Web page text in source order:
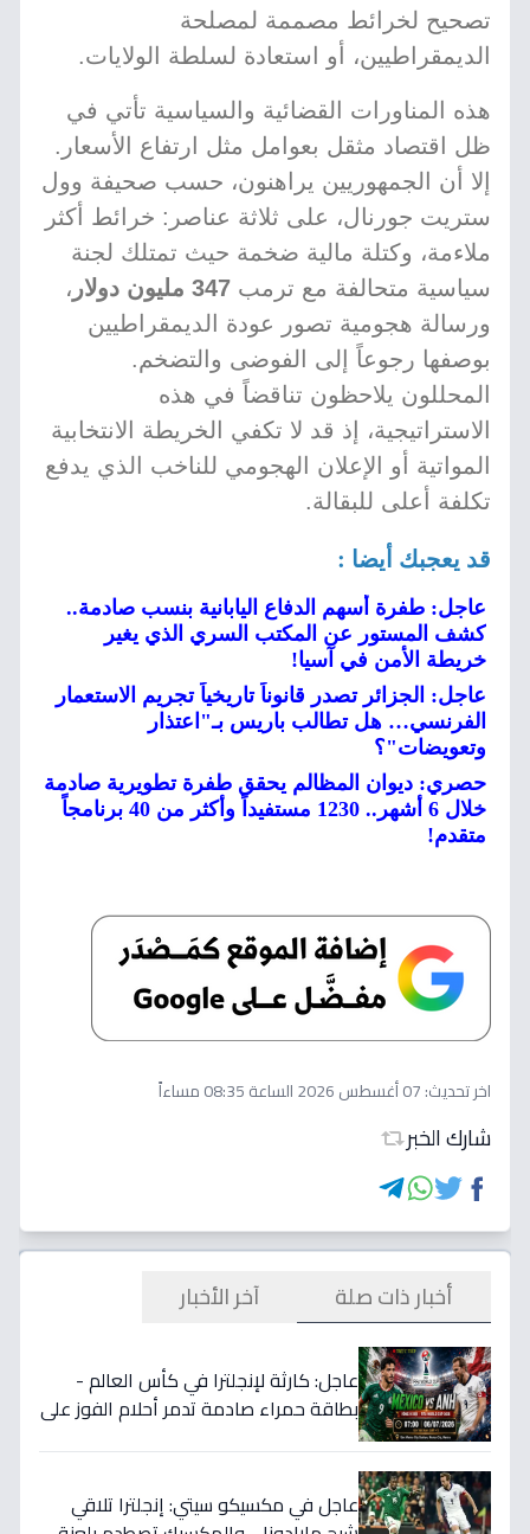
تصحيح لخرائط مصممة لمصلحة
الديمقراطيين، أو استعادة لسلطة الولايات.
هذه المناورات القضائية والسياسية تأتي في
ظل اقتصاد مثقل بعوامل مثل ارتفاع الأسعار.
إلا أن الجمهوريين يراهنون، حسب صحيفة وول
ستريت جورنال، على ثلاثة عناصر: خرائط أكثر
ملاءمة، وكتلة مالية ضخمة حيث تمتلك لجنة
سياسية متحالفة مع ترمب 347 مليون دولار
،
ورسالة هجومية تصور عودة الديمقراطيين
بوصفها رجوعاً إلى الفوضى والتضخم.
المحللون يلاحظون تناقضاً في هذه
الاستراتيجية، إذ قد لا تكفي الخريطة الانتخابية
المواتية أو الإعلان الهجومي للناخب الذي يدفع
تكلفة أعلى للبقالة.
قد يعجبك أيضا :
عاجل: طفرة أسهم الدفاع اليابانية بنسب صادمة..
كشف المستور عن المكتب السري الذي يغير
خريطة الأمن في آسيا!
عاجل: الجزائر تصدر قانوناً تاريخياً تجريم الاستعمار
الفرنسي… هل تطالب باريس بـ"اعتذار
وتعويضات"؟
حصري: ديوان المظالم يحقق طفرة تطويرية صادمة
خلال 6 أشهر.. 1230 مستفيداً وأكثر من 40 برنامجاً
متقدم!
اخر تحديث:07 أغسطس 2026 الساعة 08:35 مساءاً
شارك الخبر
أخبار ذات صلة آخر الأخبار
عاجل: كارثة لإنجلترا في كأس العالم -
بطاقة حمراء صادمة تدمر أحلام الفوز على
عاجل في مكسيكو سيتي: إنجلترا تلاقي